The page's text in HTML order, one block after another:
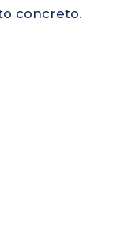
concreto.